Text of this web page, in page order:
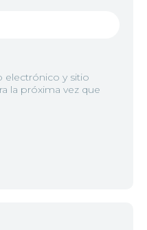
electrónico y sitio
la próxima vez que